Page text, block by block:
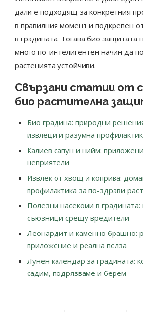
дали е подходящ за конкретния
в правилния момент и подкрепен
в градината. Тогава био защитата
много по-интелигентен начин да
растенията устойчиви.
Свързани статии от
био растителна
Био градина: природни
извлеци и разумна
Калиев сапун и нийм:
неприятели
Извлек от хвощ и коприва:
профилактика за по-здрави
Полезни насекоми в
съюзници срещу вредители
Леонардит и каменно брашно:
приложение и реална полза
Лунен календар за градината:
садим, подрязваме и берем